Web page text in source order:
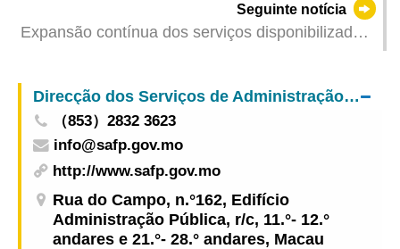
Públicos disponibilizam 126 tipos de serviços de
levantamento automático de documentos
Seguinte notícia
Expansão contínua dos serviços disponibilizados
Direcção dos Serviços de Administração e Função Pública
（853）2832 3623
info@safp.gov.mo
http://www.safp.gov.mo
Rua do Campo, n.°162, Edifício
Administração Pública, r/c, 11.°- 12.°
andares e 21.°- 28.° andares, Macau